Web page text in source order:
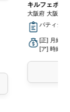
キルフェボン
大阪府 大阪市
パティシエ
[正] 月給
[ア] 時給